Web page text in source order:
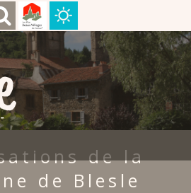
de la
de Blesle